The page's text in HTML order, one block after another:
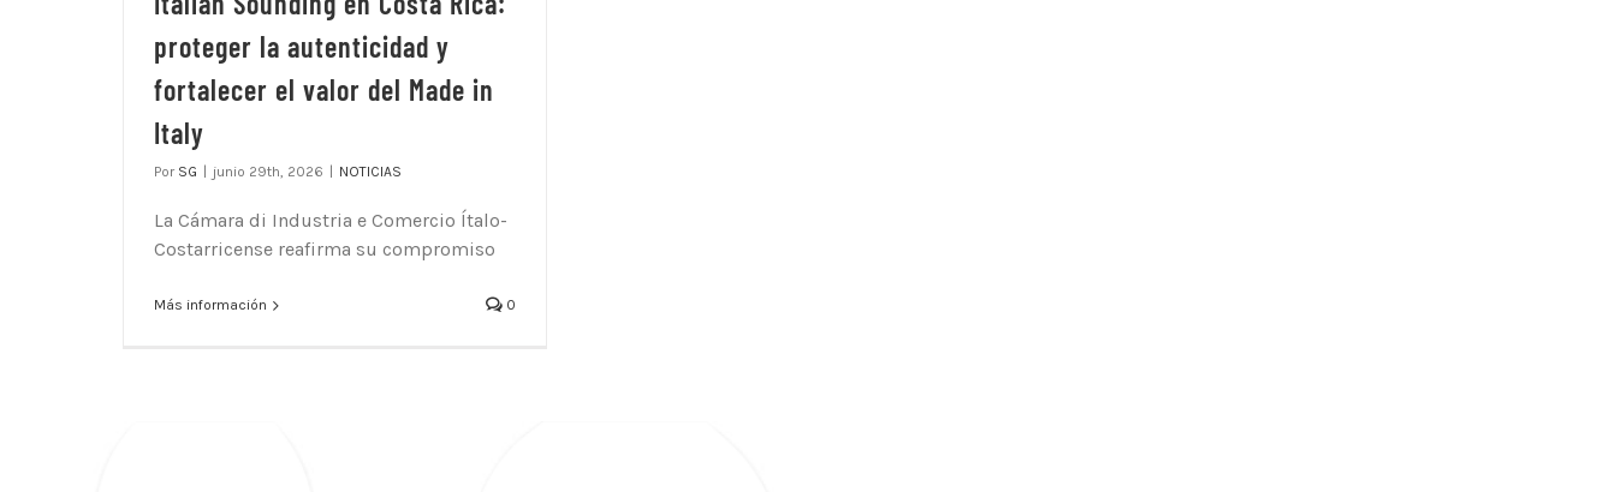
proteger la autenticidad y
fortalecer el valor del Made in
Italy
Por SG junio 29th, 2026 NOTICIAS
La Cámara di Industria e Comercio Ítalo-
Costarricense reafirma su compromiso
Más información 0